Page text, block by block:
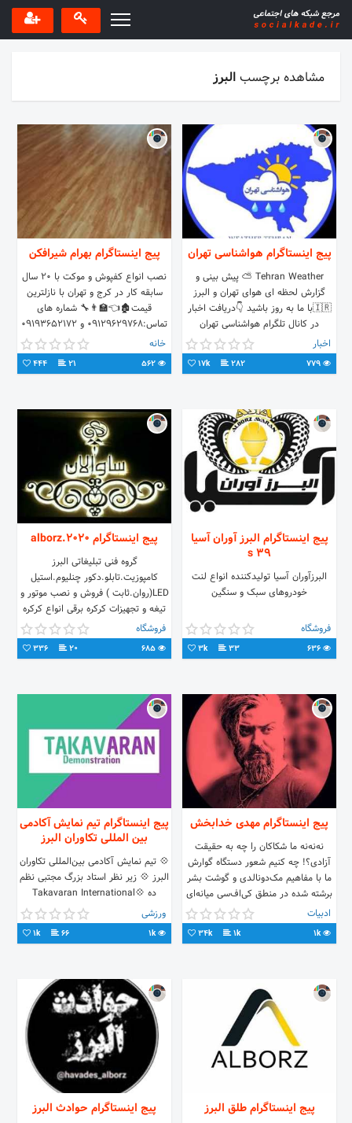
مشاهده برچسبالبرز
پیج اینستاگرام هواشناسی تهران
Tehran Weather ⛅ ⁪⁬⁮⁮پیش بینی و
گزارش لحظه ای هوای تهران و البرز
🇮🇷با ما به روز باشید 👇دریافت اخبار
در کانال تلگرام هواشناسی تهران
اخبار
282
17k
پیج اینستاگرام بهرام شیرافکن
نصب انواع کفپوش و موکت با 20 سال
سابقه کار در کرج و تهران با نازلترین
قیمت🏚️👈🏫👨‍🔧 شماره های
تماس:09129629768 و 09193652172
👈🤳
خانه
21
444
پیج اینستاگرام البرز آوران آسیا
39 s
البرزآوران آسیا تولیدکننده انواع لنت
خودروهای سبک و سنگین
فروشگاه
33
3k
پیج اینستاگرام alborz.2020
گروه فنی تبلیغاتی البرز
کامپوزیت.تابلو.دکور چنلیوم.استیل
LED(روان.ثابت ) فروش و نصب موتور و
تیغه و تجهیزات کرکره برقی انواع کرکره
آلومینیوم. شیشه ای
فروشگاه
20
336
پیج اینستاگرام مهدی خدابخش
نه‌نه‌نه ما شکاکان را چه به حقیقت
آزادی؟! چه کنیم شعور دستگاه گوارش
ما با مفاهیم مک‌دونالدی و گوشت بشر
برشته شده در منطق کی‌اف‌سی میانه‌ای
ندارد🌵🌵
ادبیات
1k
1k
34k
پیج اینستاگرام تیم نمایش آکادمی
بین المللی تکاوران البرز
💠 تیم نمايش آکادمی بین‌المللی تکاوران
البرز 💠 زیر نظر استاد بزرگ مجتبی نظم
ده‌ 💠Takavaran International
DemoTeam‌ 💠Created by Grand
master Nazmdeh
ورزشی
1k
66
1k
پیج اینستاگرام طلق البرز پیج اینستاگرام حوادث البرز